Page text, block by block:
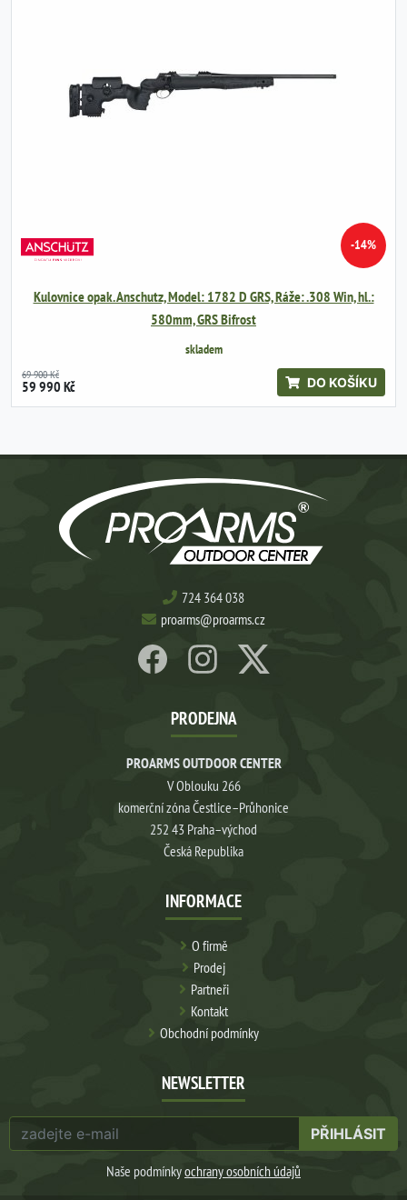
-14%
Kulovnice opak. Anschutz, Model: 1782 D GRS, Ráže: .308 Win, hl.:
580mm, GRS Bifrost
skladem
69 900 Kč
59 990 Kč DO KOŠÍKU
724 364 038
proarms@proarms.cz
PRODEJNA
PROARMS OUTDOOR CENTER
V Oblouku 266
komerční zóna Čestlice–Průhonice
252 43 Praha–východ
Česká Republika
INFORMACE
O firmě
Prodej
Partneři
Kontakt
Obchodní podmínky
NEWSLETTER
PŘIHLÁSIT
Naše podmínkyochrany osobních údajů